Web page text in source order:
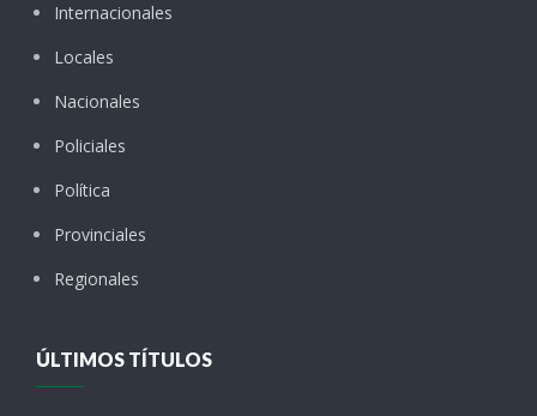
Internacionales
Locales
Nacionales
Policiales
Política
Provinciales
Regionales
ÚLTIMOS TÍTULOS